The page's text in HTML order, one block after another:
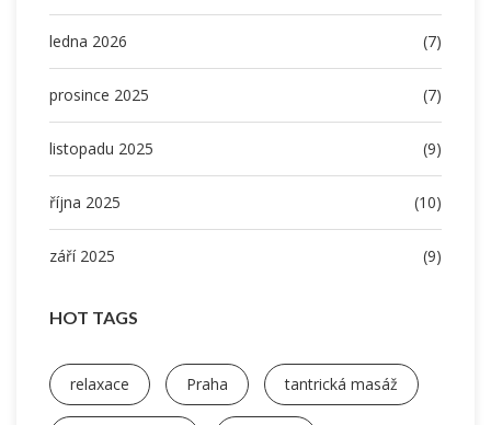
ledna 2026 (7)
prosince 2025 (7)
listopadu 2025 (9)
října 2025 (10)
září 2025 (9)
HOT TAGS
relaxace Praha tantrická masáž